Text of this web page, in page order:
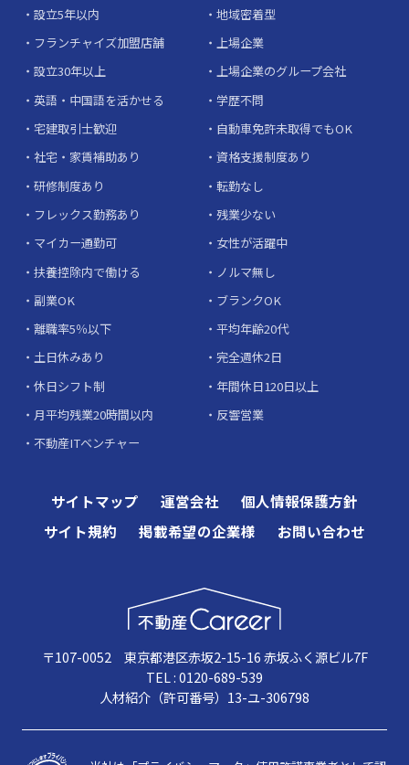
設立5年以内
地域密着型
フランチャイズ加盟店舗
上場企業
設立30年以上
上場企業のグループ会社
英語・中国語を活かせる
学歴不問
宅建取引士歓迎
自動車免許未取得でもOK
社宅・家賃補助あり
資格支援制度あり
研修制度あり
転勤なし
フレックス勤務あり
残業少ない
マイカー通勤可
女性が活躍中
扶養控除内で働ける
ノルマ無し
副業OK
ブランクOK
離職率5％以下
平均年齢20代
土日休みあり
完全週休2日
休日シフト制
年間休日120日以上
月平均残業20時間以内
反響営業
不動産ITベンチャー
サイトマップ 運営会社
個人情報保護方針
サイト規約
掲載希望の企業様 お問い合わせ
〒107-0052 東京都港区赤坂2-15-16 赤坂ふく源ビル7F
TEL : 0120-689-539
人材紹介（許可番号）13-ユ-306798